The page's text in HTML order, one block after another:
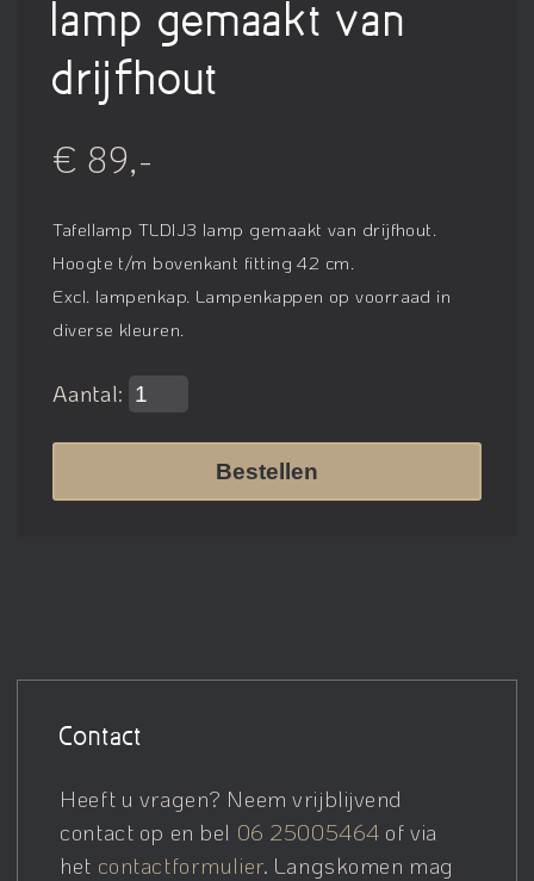
lamp gemaakt van
drijfhout
€ 89,-
Tafellamp TLDIJ3 lamp gemaakt van drijfhout.
Hoogte t/m bovenkant fitting 42 cm.
Excl. lampenkap. Lampenkappen op voorraad in
diverse kleuren.
Aantal:
Bestellen
Contact
Heeft u vragen? Neem vrijblijvend
contact op en bel 06 25005464 of via
het contactformulier. Langskomen mag